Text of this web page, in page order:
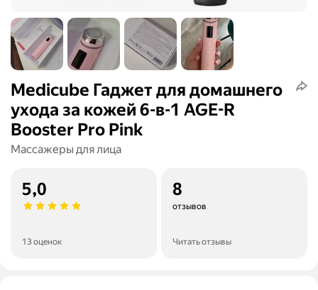
Medicube Гаджет для домашнего
ухода за кожей 6-в-1 AGE-R
Booster Pro Pink
Массажеры для лица
5,0
13 оценок
8
отзывов
Читать отзывы